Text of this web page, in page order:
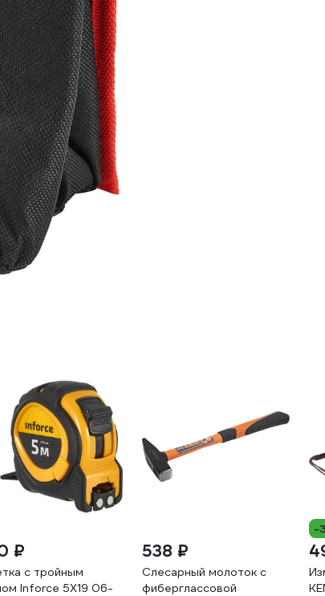
₽
с тройным
Inforce 5Х19 06-
538 ₽
Слесарный молоток с
фиберглассовой
-